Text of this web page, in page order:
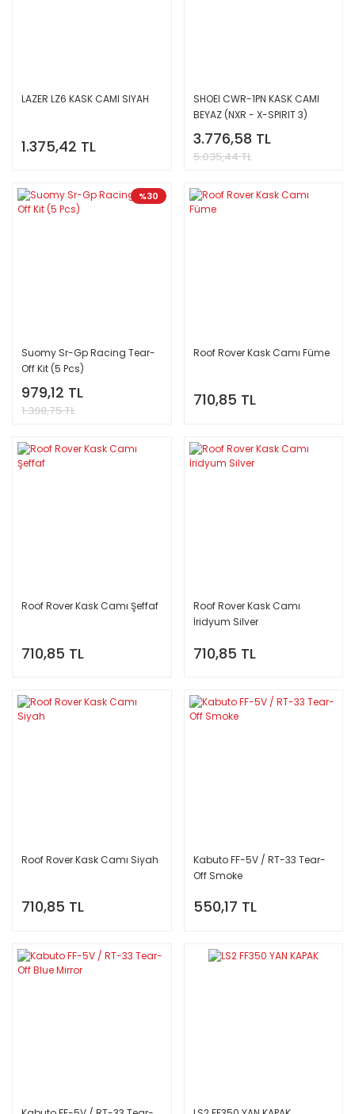
LAZER LZ6 KASK CAMI SIYAH
1.375,42 TL
SHOEI CWR-1PN KASK CAMI
BEYAZ (NXR - X-SPIRIT 3)
3.776,58 TL
5.035,44 TL
%30
Suomy Sr-Gp Racing Tear-
Off Kit (5 Pcs)
979,12 TL
1.398,75 TL
Roof Rover Kask Camı Füme
710,85 TL
Roof Rover Kask Camı Şeffaf
710,85 TL
Roof Rover Kask Camı
İridyum Silver
710,85 TL
Roof Rover Kask Camı Siyah
710,85 TL
Kabuto FF-5V / RT-33 Tear-
Off Smoke
550,17 TL